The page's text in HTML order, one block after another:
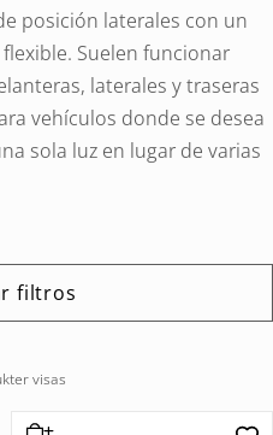
posición laterales con un
Suelen funcionar
laterales y traseras
vehículos donde se desea
sola luz en lugar de varias
filtros
visas